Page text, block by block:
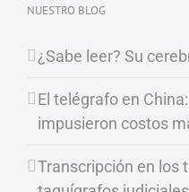
NUESTRO BLOG
¿Sabe leer? Su
El telégrafo en
impusieron costos
Transcripción en los